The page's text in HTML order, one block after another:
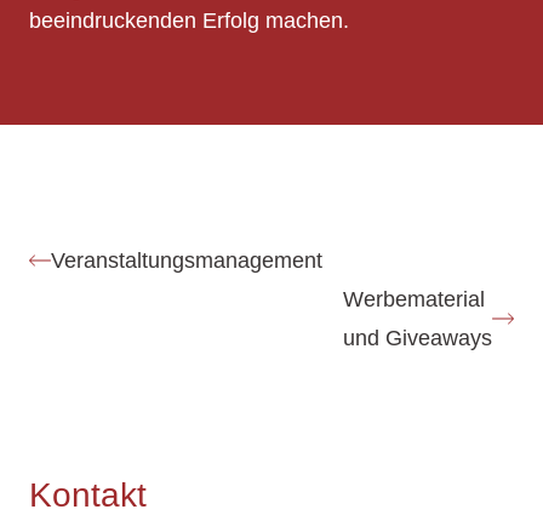
beeindruckenden Erfolg machen.
Veranstaltungsmanagement
Werbematerial
und Giveaways
Kontakt